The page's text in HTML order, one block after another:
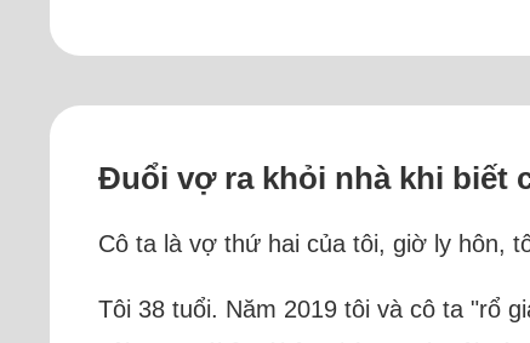
Đuổi vợ ra khỏi nhà khi biết
Cô ta là vợ thứ hai của tôi, giờ ly hôn,
Tôi 38 tuổi. Năm 2019 tôi và cô ta "rổ